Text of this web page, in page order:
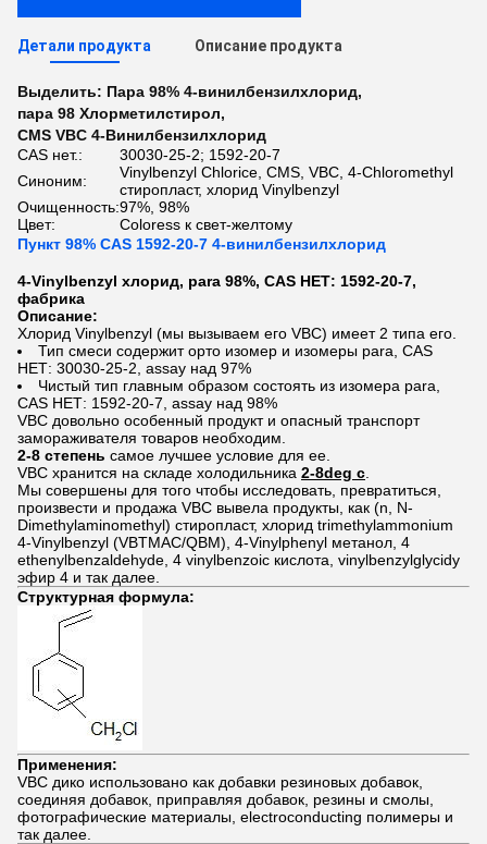
Детали продукта Описание продукта
Выделить: Пара 98% 4-винилбензилхлорид,
пара 98 Хлорметилстирол,
CMS VBC 4-Винилбензилхлорид
CAS нет.:
30030-25-2; 1592-20-7
Синоним:
Vinylbenzyl Chlorice, CMS, VBC, 4-Chloromethyl
стиропласт, хлорид Vinylbenzyl
Очищенность:97%, 98%
Цвет:
Coloress к свет-желтому
Пункт 98% CAS 1592-20-7 4-винилбензилхлорид
4-Vinylbenzyl хлорид, para 98%, CAS НЕТ: 1592-20-7,
фабрика
Описание:
Хлорид Vinylbenzyl (мы вызываем его VBC) имеет 2 типа его.
Тип смеси содержит орто изомер и изомеры para, CAS
НЕТ: 30030-25-2, assay над 97%
Чистый тип главным образом состоять из изомера para,
CAS НЕТ: 1592-20-7, assay над 98%
VBC довольно особенный продукт и опасный транспорт
замораживателя товаров необходим.
2-8 степень самое лучшее условие для ее.
VBC хранится на складе холодильника 2-8deg c
Мы совершены для того чтобы исследовать, превратиться,
произвести и продажа VBC вывела продукты, как (n, N-
Dimethylaminomethyl) стиропласт, хлорид trimethylammonium
4-Vinylbenzyl (VBTMAC/QBM), 4-Vinylphenyl метанол, 4
ethenylbenzaldehyde, 4 vinylbenzoic кислота, vinylbenzylglycidy
эфир 4 и так далее.
Структурная формула:
Применения:
VBC дико использовано как добавки резиновых добавок,
соединяя добавок, приправляя добавок, резины и смолы,
фотографические материалы, electroconducting полимеры и
так далее.